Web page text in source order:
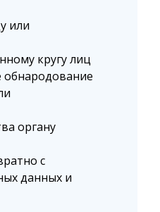
или
кругу лиц
обнародование
органу
с
данных и